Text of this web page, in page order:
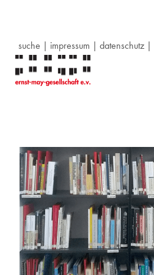
suche | impressum | datenschutz|